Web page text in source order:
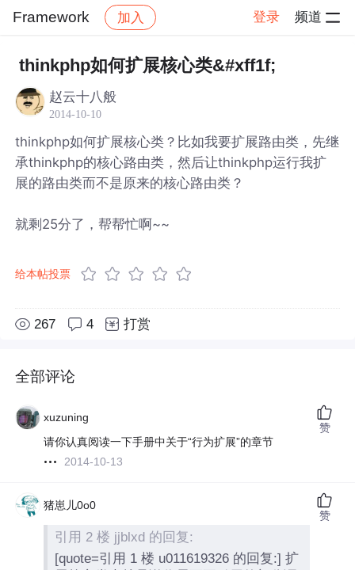
Framework 加入 登录 频道
社区 Framework 帖子详情
thinkphp如何扩展核心类&#xff1f;
赵云十八般
2014-10-10
thinkphp如何扩展核心类？比如我要扩展路由类，先继
承thinkphp的核心路由类，然后让thinkphp运行我扩
展的路由类而不是原来的核心路由类？
就剩25分了，帮帮忙啊~~
给本帖投票
267 4 打赏
全部评论
xuzuning
请你认真阅读一下手册中关于“行为扩展”的章节
2014-10-13
赞
猪崽儿0o0
引用 2 楼 jjblxd 的回复:
[quote=引用 1 楼 u011619326 的回复:] 扩
赞